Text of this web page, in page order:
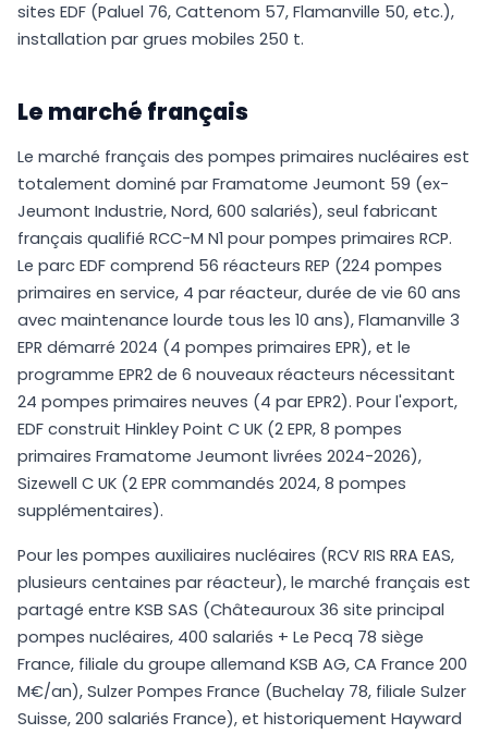
sites EDF (Paluel 76, Cattenom 57, Flamanville 50, etc.),
installation par grues mobiles 250 t.
Le marché français
Le marché français des pompes primaires nucléaires est
totalement dominé par Framatome Jeumont 59 (ex-
Jeumont Industrie, Nord, 600 salariés), seul fabricant
français qualifié RCC-M N1 pour pompes primaires RCP.
Le parc EDF comprend 56 réacteurs REP (224 pompes
primaires en service, 4 par réacteur, durée de vie 60 ans
avec maintenance lourde tous les 10 ans), Flamanville 3
EPR démarré 2024 (4 pompes primaires EPR), et le
programme EPR2 de 6 nouveaux réacteurs nécessitant
24 pompes primaires neuves (4 par EPR2). Pour l'export,
EDF construit Hinkley Point C UK (2 EPR, 8 pompes
primaires Framatome Jeumont livrées 2024-2026),
Sizewell C UK (2 EPR commandés 2024, 8 pompes
supplémentaires).
Pour les pompes auxiliaires nucléaires (RCV RIS RRA EAS,
plusieurs centaines par réacteur), le marché français est
partagé entre KSB SAS (Châteauroux 36 site principal
pompes nucléaires, 400 salariés + Le Pecq 78 siège
France, filiale du groupe allemand KSB AG, CA France 200
M€/an), Sulzer Pompes France (Buchelay 78, filiale Sulzer
Suisse, 200 salariés France), et historiquement Hayward